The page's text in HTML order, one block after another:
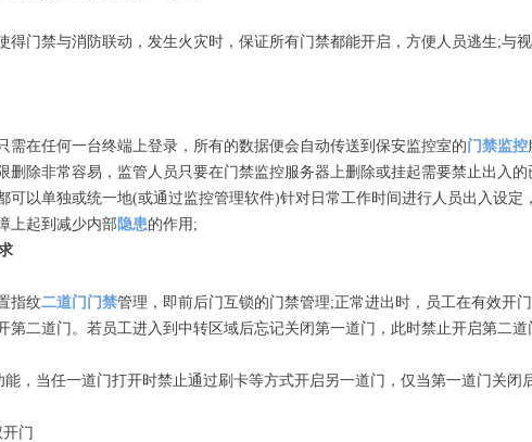
禁与消防联动，发生火灾时，保证所有门禁都能开启，方便人员逃生;与视
在任何一台终端上登录，所有的数据便会自动传送到保安监控室的门禁监控
除非常容易，监管人员只要在门禁监控服务器上删除或挂起需要禁止出入的
以单独或统一地(或通过监控管理软件)针对日常工作时间进行人员出入设定
上起到减少内部隐患的作用;
指纹二道门门禁管理，即前后门互锁的门禁管理;正常进出时，员工在有效开
第二道门。若员工进入到中转区域后忘记关闭第一道门，此时禁止开启第二道
当任一道门打开时禁止通过刷卡等方式开启另一道门，仅当第一道门关闭
门